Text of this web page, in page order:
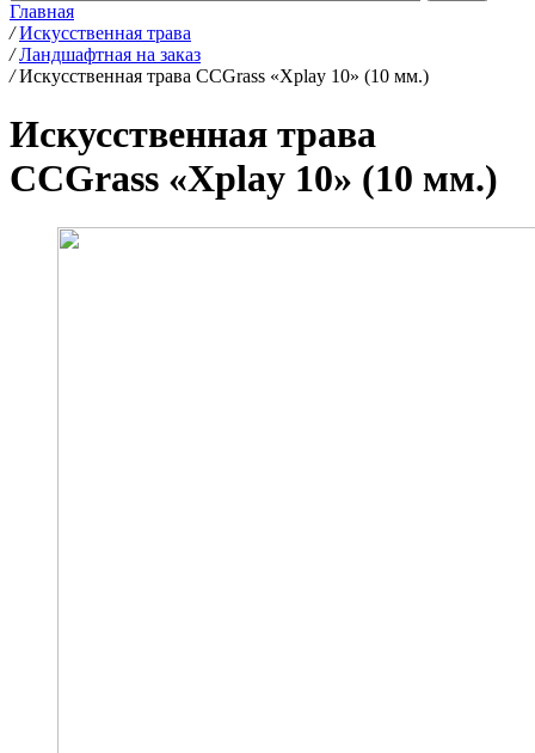
Главная
/ Искусственная трава
/ Ландшафтная на заказ
/ Искусственная трава CCGrass «Xplay 10» (10 мм.)
Искусственная трава
CCGrass «Xplay 10» (10 мм.)